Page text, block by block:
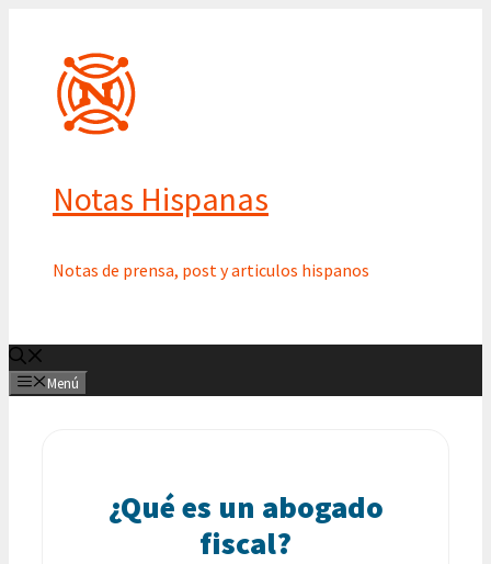
contenido
Notas Hispanas
Notas de prensa, post y articulos hispanos
Menú
¿Qué es un abogado
fiscal?